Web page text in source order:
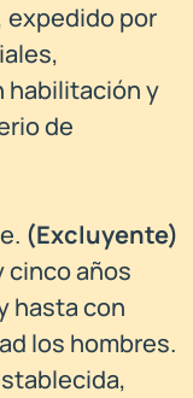
expedido por
habilitación y
de
(Excluyente)
cinco años
hasta con
los hombres.